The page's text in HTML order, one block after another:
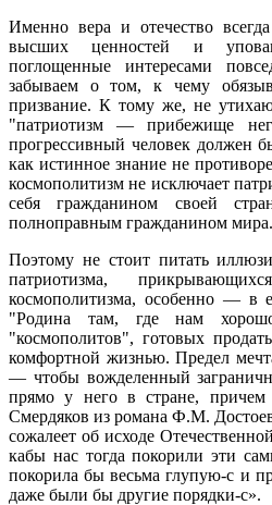
Именно вера и отечество
высших ценностей и
поглощенные интересами
забываем о том, к чему
призвание. К тому же, не
"патриотизм — прибежище
прогрессивный человек должен
как истинное знание не
космополитизм не исключает
себя гражданином своей
полноправным гражданином мира.
Поэтому не стоит питать
патриотизма,
космополитизма, особенно — в
"Родина там, где нам
"космополитов", готовых
комфортной жизнью. Предел
— чтобы вожделенный
прямо у него в стране,
Смердяков из романа Ф.М.
сожалеет об исходе
кабы нас тогда покорили эти
покорила бы весьма глупую-с и
даже были бы другие порядки-с».